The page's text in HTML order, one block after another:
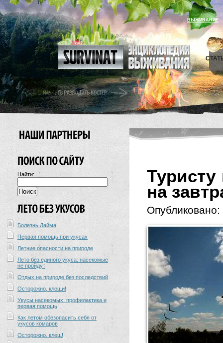
ВЫЖИВАНИЕ
Найти:
Болезнь Лайма
Первая помощь при укусах
Летние опасности на природе
Лето без единого укуса: насекомые
не пройдут
Отдых на природе без последствий
Осторожно, клещи!
Укусы насекомых: профилактика и
первая помощь
Как летом обезопасить себя от
укусов комаров
Осторожно, клещ!
Туристу
на
Опубликовано: